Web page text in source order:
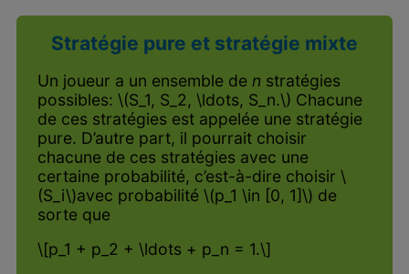
Stratégie pure et stratégie mixte
Un joueur a un ensemble de n stratégies
possibles: \(S_1, S_2, \ldots, S_n.\) Chacune
de ces stratégies est appelée une stratégie
pure. D’autre part, il pourrait choisir
chacune de ces stratégies avec une
certaine probabilité, c’est-à-dire choisir \
(S_i\)avec probabilité \(p_1 \in [0, 1]\) de
sorte que
\[p_1 + p_2 + \ldots + p_n = 1.\]